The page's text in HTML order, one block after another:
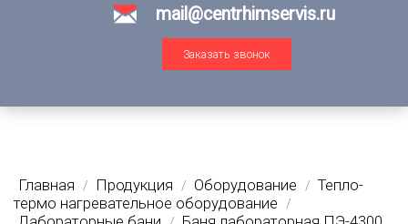
mail@centrhimservis.ru
Заказать звонок
Главная / Продукция / Оборудование / Тепло-
термо нагревательное оборудование
/